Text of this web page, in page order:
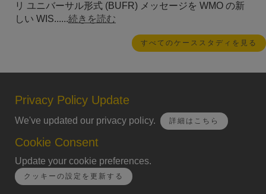
リ ユニバーサル形式 (BUFR) メッセージを WMO の新
しい WIS......続きを読む
すべてのケーススタディを見る
Privacy Policy Update
We've updated our privacy policy. 詳細はこちら
Cookie Consent
Update your cookie preferences.
クッキーの設定を更新する